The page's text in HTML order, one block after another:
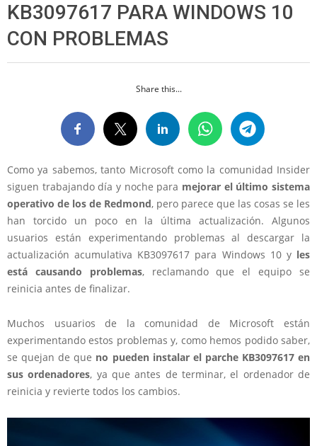
KB3097617 PARA WINDOWS 10
CON PROBLEMAS
Share this...
Como ya sabemos, tanto Microsoft como la comunidad Insider
siguen trabajando día y noche para mejorar el último sistema
operativo de los de Redmond, pero parece que las cosas se les
han torcido un poco en la última actualización. Algunos
usuarios están experimentando problemas al descargar la
actualización acumulativa KB3097617 para Windows 10 yles
está causando problemas, reclamando que el equipo se
reinicia antes de finalizar.
Muchos usuarios de la comunidad de Microsoft están
experimentando estos problemas y, como hemos podido saber,
se quejan de que no pueden instalar el parche KB3097617 en
sus ordenadores, ya que antes de terminar, el ordenador de
reinicia y revierte todos los cambios.